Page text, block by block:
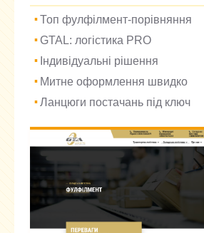
Топ фулфілмент-порівняння
GTAL: логістика PRO
Індивідуальні рішення
Митне оформлення швидко
Ланцюги постачань під ключ